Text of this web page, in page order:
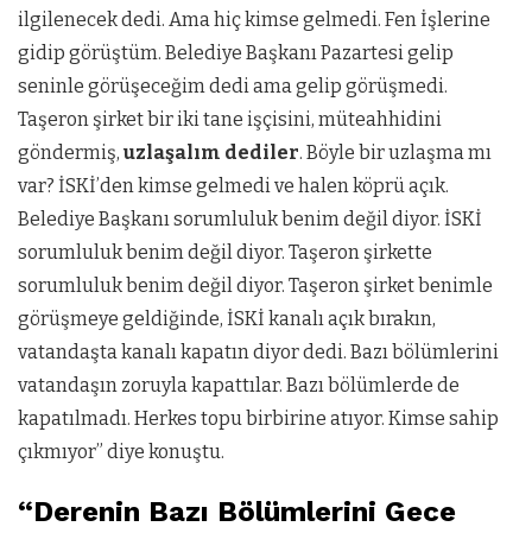
ilgilenecek dedi. Ama hiç kimse gelmedi. Fen İşlerine
gidip görüştüm. Belediye Başkanı Pazartesi gelip
seninle görüşeceğim dedi ama gelip görüşmedi.
Taşeron şirket bir iki tane işçisini, müteahhidini
göndermiş, uzlaşalım dediler. Böyle bir uzlaşma mı
var? İSKİ’den kimse gelmedi ve halen köprü açık.
Belediye Başkanı sorumluluk benim değil diyor. İSKİ
sorumluluk benim değil diyor. Taşeron şirkette
sorumluluk benim değil diyor. Taşeron şirket benimle
görüşmeye geldiğinde, İSKİ kanalı açık bırakın,
vatandaşta kanalı kapatın diyor dedi. Bazı bölümlerini
vatandaşın zoruyla kapattılar. Bazı bölümlerde de
kapatılmadı. Herkes topu birbirine atıyor. Kimse sahip
çıkmıyor” diye konuştu.
“Derenin Bazı Bölümlerini Gece